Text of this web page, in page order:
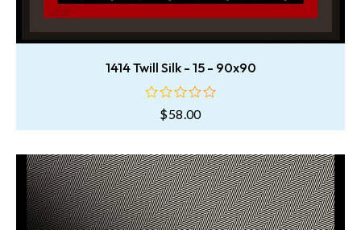
1414 Twill Silk - 15 - 90x90
aldı
$58.00